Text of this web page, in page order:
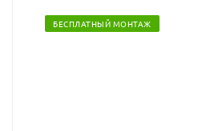
БЕСПЛАТНЫЙ МОНТАЖ